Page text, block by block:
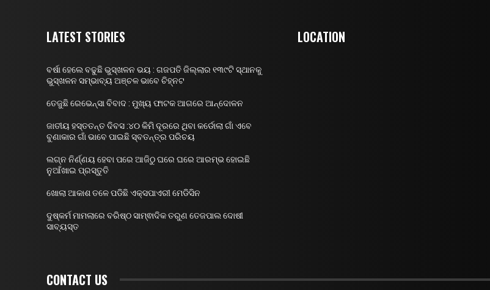
LATEST STORIES
ବର୍ଷା ହେଲେ ବଢୁଛି ଭୁସ୍ଖଳନ ଭୟ : ଗଜପତି ଜିଲ୍ଲାର ୧୩୯ଟି ସ୍ଥାନକୁ
ଭୁସ୍ଖଳନ ସମ୍ଭାବ୍ୟ ଅଞ୍ଚଳ ଭାବେ ଚିହ୍ନଟ
ତେଜୁଛି ରେଭେନ୍ସା ବିବାଦ : ମୁଖ୍ୟ ଫାଟକ ଆଗରେ ଆନ୍ଦୋଳନ
ଜାତୀୟ ହସ୍ତତନ୍ତ ଦିବସ :୪୦ କିମି ଦୂରରେ ଥିବା କର୍ଡୋଲା ଗାଁ ଏବେ
ବୁଣାକାର ଗାଁ ଭାବେ ପାଇଛି ସ୍ବତନ୍ତ୍ର ପରିଚୟ
ଲଗ୍ନ ନିର୍ଣ୍ଣୟ ହେବା ପରେ ଆଜିଠୁ ଘରେ ଘରେ ଆରମ୍ଭ ହୋଇଛି
ନୁଆଁଖାଇ ପ୍ରସ୍ତୁତି
ଖୋଲା ଆକାଶ ତଳେ ପଡିଛି ଏକ୍ସପାଏରୀ ମେଡିସିନ
ଦୁଷ୍କର୍ମ ମାମଲାରେ ବରିଷ୍ଠ ସାମ୍ଵାଦିକ ତରୁଣ ତେଜପାଲ ଦୋଷୀ
ସାବ୍ୟସ୍ତ
LOCATION
CONTACT US